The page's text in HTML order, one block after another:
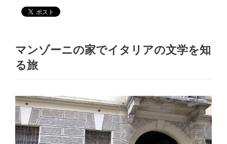
マンゾーニの家でイタリアの文学を知
る旅